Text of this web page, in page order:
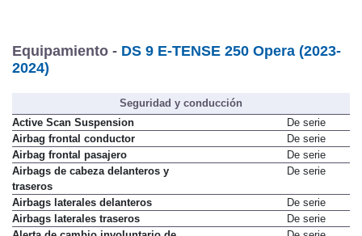
Equipamiento -
DS 9 E-TENSE 250 Opera (2023-
2024)
Seguridad y conducción
Active Scan Suspension
De serie
Airbag frontal conductor
De serie
Airbag frontal pasajero
De serie
Airbags de cabeza delanteros y
traseros
Airbags laterales delanteros
De serie
Airbags laterales traseros
De serie